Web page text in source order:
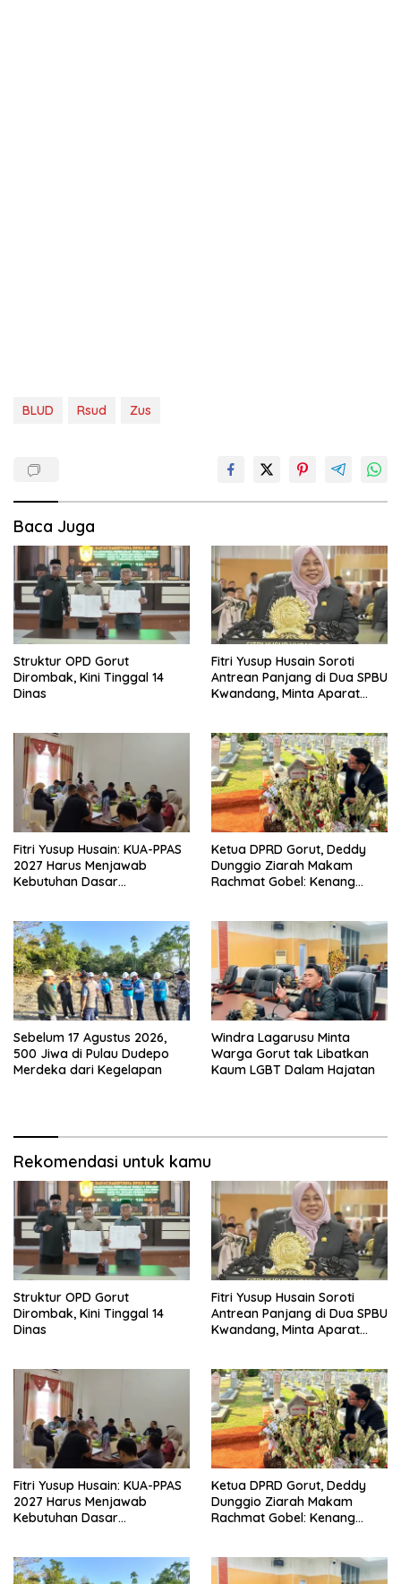
BLUD Rsud Zus
Baca Juga
Struktur OPD Gorut
Dirombak, Kini Tinggal 14
Dinas
Fitri Yusup Husain Soroti
Antrean Panjang di Dua SPBU
Kwandang, Minta Aparat
Fitri Yusup Husain: KUA-PPAS
2027 Harus Menjawab
Kebutuhan Dasar
Ketua DPRD Gorut, Deddy
Dunggio Ziarah Makam
Rachmat Gobel: Kenang
Sebelum 17 Agustus 2026,
500 Jiwa di Pulau Dudepo
Merdeka dari Kegelapan
Windra Lagarusu Minta
Warga Gorut tak Libatkan
Kaum LGBT Dalam Hajatan
Rekomendasi untuk kamu
Struktur OPD Gorut
Dirombak, Kini Tinggal 14
Dinas
Fitri Yusup Husain Soroti
Antrean Panjang di Dua SPBU
Kwandang, Minta Aparat
Fitri Yusup Husain: KUA-PPAS
2027 Harus Menjawab
Kebutuhan Dasar
Ketua DPRD Gorut, Deddy
Dunggio Ziarah Makam
Rachmat Gobel: Kenang